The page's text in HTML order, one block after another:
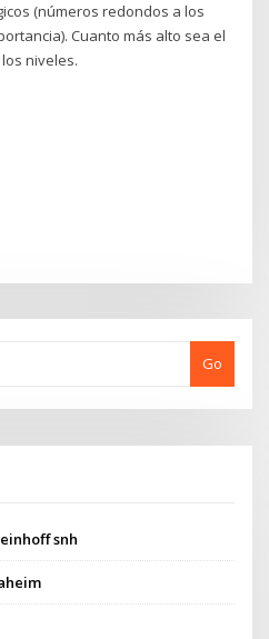
(números redondos a los
Cuanto más alto sea el
niveles.
Go
snh